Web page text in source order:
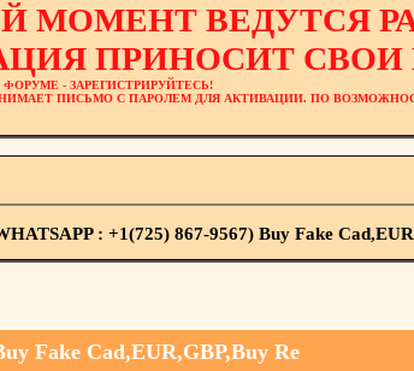
МОМЕНТ ВЕДУТСЯ
ПРИНОСИТ СВОИ
- ЗАРЕГИСТРИРУЙТЕСЬ!
ПИСЬМО С ПАРОЛЕМ ДЛЯ АКТИВАЦИИ. ПО
: +1(725) 867-9567) Buy Fake
Fake Cad,EUR,GBP,Buy Re